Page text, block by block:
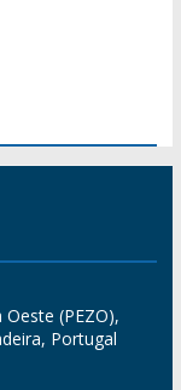
(PEZO),
Portugal